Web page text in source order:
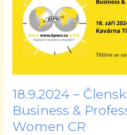
18.9.2024 –
Business &
Women CR
Členská
schůze
Business
Women
CR